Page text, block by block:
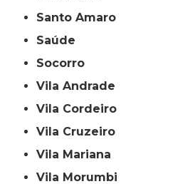
Santo Amaro
Saúde
Socorro
Vila Andrade
Vila Cordeiro
Vila Cruzeiro
Vila Mariana
Vila Morumbi